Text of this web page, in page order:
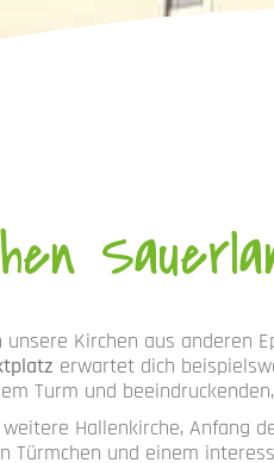
unsere Kirchen aus anderen
erwartet dich
Turm und
weitere Hallenkirche, Anfang
Türmchen und einem